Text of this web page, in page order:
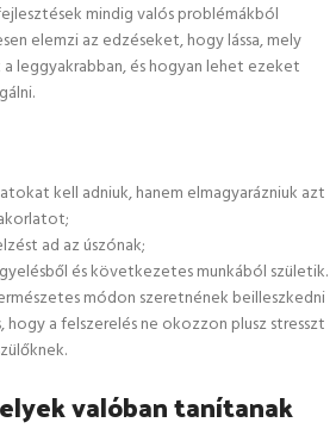
mindig valós problémákból
elemzi az edzéseket, hogy lássa, mely
leggyakrabban, és hogyan lehet ezeket
kell adniuk, hanem elmagyarázniuk azt
ad az úszónak;
és következetes munkából születik.
módon szeretnének beilleszkedni
a felszerelés ne okozzon plusz stresszt
valóban tanítanak